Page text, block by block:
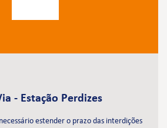
- Estação Perdizes
estender o prazo das interdições